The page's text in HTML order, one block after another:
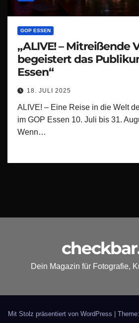
GOP ESSEN
„ALIVE! – Mitreißende
begeistert das
Essen“
18. JULI 2025
ALIVE! – Eine Reise in die Welt
im GOP Essen 10. Juli bis 31.
Wenn…
Dein Magazin für Fotografie,
Mit Stolz präsentiert von WordPress